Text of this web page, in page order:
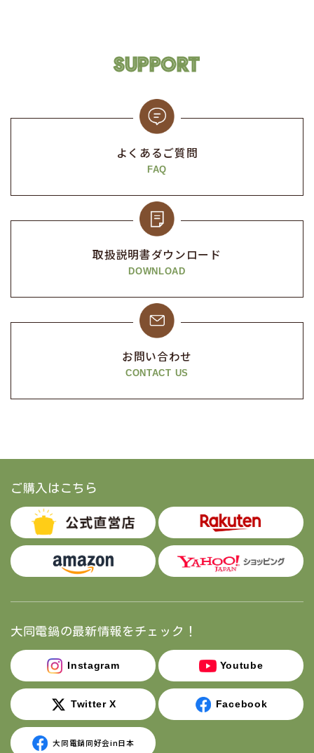
SUPPORT
よくあるご質問
FAQ
取扱説明書ダウンロード
DOWNLOAD
お問い合わせ
CONTACT US
ご購入はこちら
大同電鍋の最新情報をチェック！
Instagram Youtube
Twitter X Facebook
大同電鍋同好会in日本